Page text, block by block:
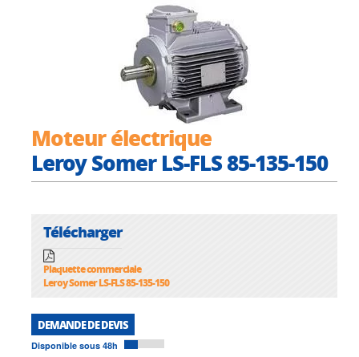
Moteur électrique
Leroy Somer LS-FLS 85-135-150
Télécharger
Plaquette commerciale
Leroy Somer LS-FLS 85-135-150
DEMANDE DE DEVIS
Disponible sous 48h